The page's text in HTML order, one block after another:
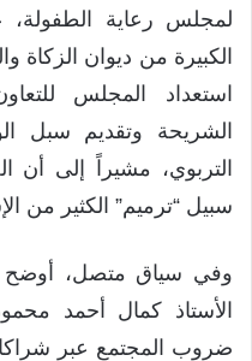
لمجلس رعاية الطفولة،
الكبيرة من ديوان الزكاة
استعداد المجلس
الشريحة وتقديم سبل
التربوي، مشيراً إلى
سبيل “ترميم” الكثير من
وفي سياق متصل، أوضح
الأستاذ كمال أحمد
ضروب المجتمع عبر